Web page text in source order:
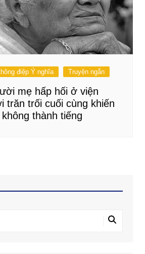
điệp Ý nghĩa Truyện ngắn
mẹ hấp hối ở viện
trăn trối cuối cùng khiến
thành tiếng